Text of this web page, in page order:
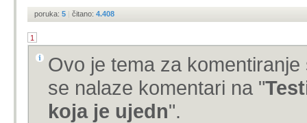
poruka: 5 | čitano: 4.408
1
Ovo je tema za
se nalaze komentari na "
koja je ujedn".